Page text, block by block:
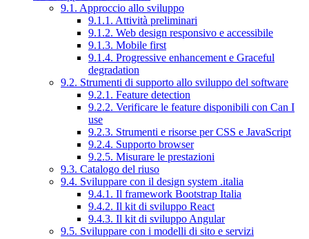
9.1. Approccio allo sviluppo
9.1.1. Attività preliminari
9.1.2. Web design responsivo e accessibile
9.1.3. Mobile first
9.1.4. Progressive enhancement e Graceful
degradation
9.2. Strumenti di supporto allo sviluppo del software
9.2.1. Feature detection
9.2.2. Verificare le feature disponibili con Can I
use
9.2.3. Strumenti e risorse per CSS e JavaScript
9.2.4. Supporto browser
9.2.5. Misurare le prestazioni
9.3. Catalogo del riuso
9.4. Sviluppare con il design system .italia
9.4.1. Il framework Bootstrap Italia
9.4.2. Il kit di sviluppo React
9.4.3. Il kit di sviluppo Angular
9.5. Sviluppare con i modelli di sito e servizi